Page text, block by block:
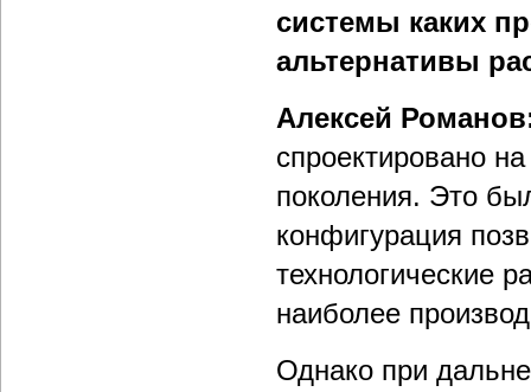
системы каких
альтернативы
Алексей
спроектировано
поколения. Это
конфигурация
технологические
наиболее
Однако при